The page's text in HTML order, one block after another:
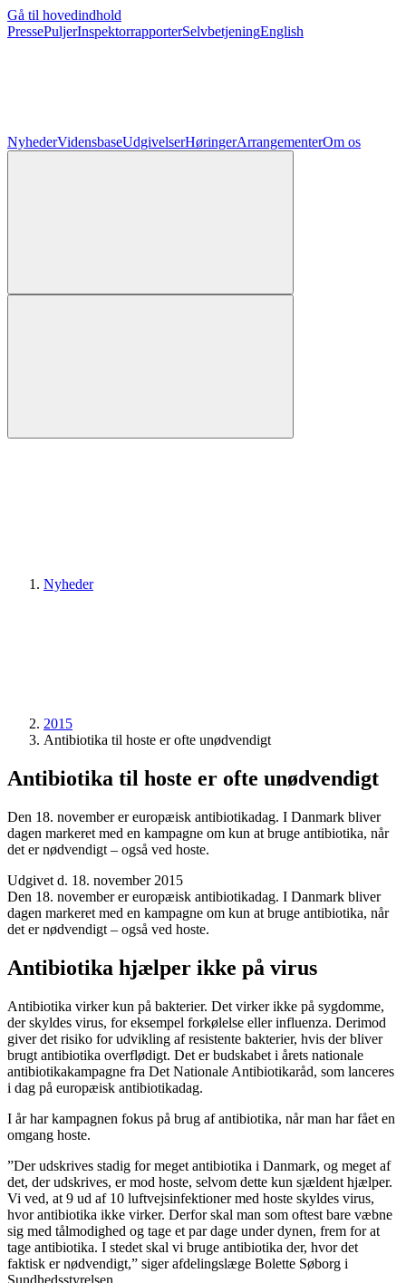
Gå til hovedindhold
PressePuljerInspektorrapporterSelvbetjeningEnglish
NyhederVidensbaseUdgivelserHøringerArrangementerOm os
Nyheder
2015
Antibiotika til hoste er ofte unødvendigt
Antibiotika til hoste er ofte unødvendigt
Den 18. november er europæisk antibiotikadag. I Danmark bliver
dagen markeret med en kampagne om kun at bruge antibiotika, når
det er nødvendigt – også ved hoste.
Udgivet d. 18. november 2015
Den 18. november er europæisk antibiotikadag. I Danmark bliver
dagen markeret med en kampagne om kun at bruge antibiotika, når
det er nødvendigt – også ved hoste.
Antibiotika hjælper ikke på virus
Antibiotika virker kun på bakterier. Det virker ikke på sygdomme,
der skyldes virus, for eksempel forkølelse eller influenza. Derimod
giver det risiko for udvikling af resistente bakterier, hvis der bliver
brugt antibiotika overflødigt. Det er budskabet i årets nationale
antibiotikakampagne fra Det Nationale Antibiotikaråd, som lanceres
i dag på europæisk antibiotikadag.
I år har kampagnen fokus på brug af antibiotika, når man har fået en
omgang hoste.
”Der udskrives stadig for meget antibiotika i Danmark, og meget af
det, der udskrives, er mod hoste, selvom dette kun sjældent hjælper.
Vi ved, at 9 ud af 10 luftvejsinfektioner med hoste skyldes virus,
hvor antibiotika ikke virker. Derfor skal man som oftest bare væbne
sig med tålmodighed og tage et par dage under dynen, frem for at
tage antibiotika. I stedet skal vi bruge antibiotika der, hvor det
faktisk er nødvendigt,” siger afdelingslæge Bolette Søborg i
Sundhedsstyrelsen